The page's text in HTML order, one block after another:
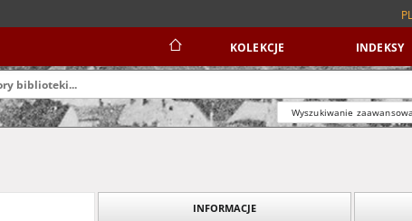
PL
KOLEKCJE INDEKSY
Wyszukiwanie
INFORMACJE